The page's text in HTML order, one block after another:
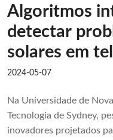
Algoritmos
detectar
solares em
2024-05-07
Na Universidade de
Tecnologia de Sydney,
inovadores projetados